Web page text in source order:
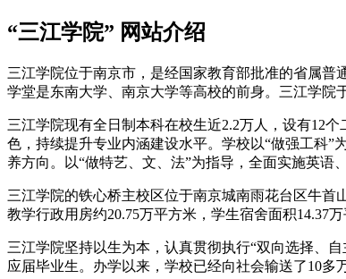
“三江学院” 网站介绍
三江学院位于南京市，是经国家教育部批准的省属
学堂是东南大学、南京大学等高校的前身。三江学院
三江学院现有全日制本科在校生近2.2万人，设有12
色，持续提升专业内涵建设水平。学校以“做强工科
养方向。以“做特艺、文、法”为指导，全面实施英语
三江学院的铁心桥主校区位于南京城南雨花台区牛首
教学行政用房约20.75万平方米，学生宿舍面积14.37
三江学院坚持以生为本，认真贯彻执行“双向选择、
应届毕业生。办学以来，学校已经向社会输送了10多